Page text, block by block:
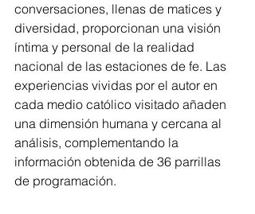
conversaciones, llenas de matices y
diversidad, proporcionan una visión
íntima y personal de la realidad
nacional de las estaciones de fe. Las
experiencias vividas por el autor en
cada medio católico visitado añaden
una dimensión humana y cercana al
análisis, complementando la
información obtenida de 36 parrillas
de programación.